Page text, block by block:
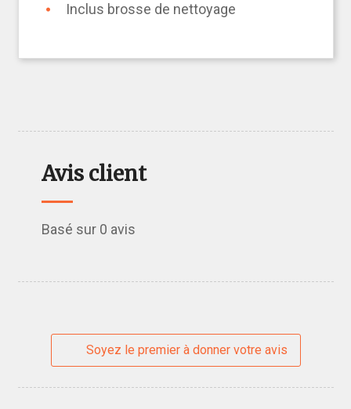
Inclus brosse de nettoyage
Avis client
Basé sur 0 avis
Soyez le premier à donner votre avis